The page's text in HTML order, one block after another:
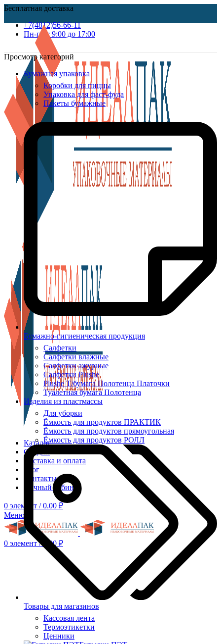
Бесплатная доставка
+7(4812)56-66-11
Пн-пт c 9:00 до 17:00
Каталог
Скидки
Доставка и оплата
Блог
Контакты
Личный кабинет
0 элемент / 0.00 ₽
Меню
0 элемент / 0.00 ₽
Просмотр категорий
Бумажная упаковка
Коробки для пиццы
Упаковка для фаст-фуда
Пакеты бумажные
Бумажно-гигиеническая продукция
Салфетки
Салфетки влажные
Салфетки ажурные
Салфетки Plushe
Plushe Т/бумага Полотенца Платочки
Туалетная бумага Полотенца
Изделия из пластмассы
Для уборки
Ёмкость для продуктов ПРАКТИК
Ёмкость для продуктов прямоугольная
Ёмкость для продуктов РОЛЛ
Товары для магазинов
Кассовая лента
Термоэтикетки
Ценники